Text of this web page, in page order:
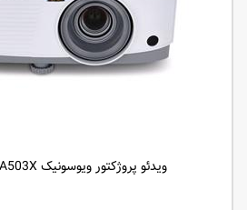
ویدئو پروژکتور ویوسونیک VIEWSONIC PA503X